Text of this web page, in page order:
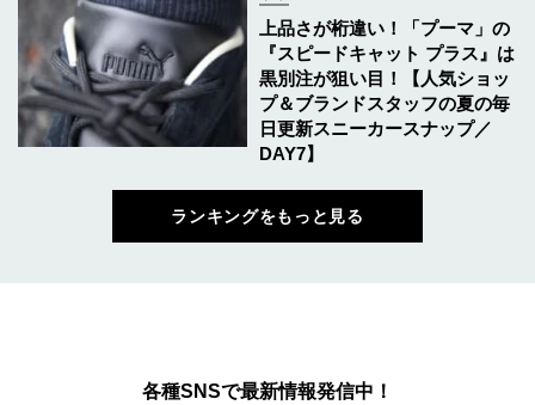
上品さが桁違い！「プーマ」の
『スピードキャット プラス』は
黒別注が狙い目！【人気ショッ
プ＆ブランドスタッフの夏の毎
日更新スニーカースナップ／
DAY7】
ランキングをもっと見る
各種SNSで最新情報発信中！